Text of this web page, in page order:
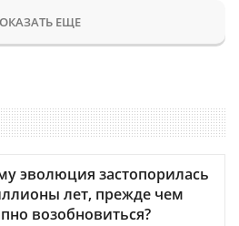
ЕЩЕ
эволюция застопорилась
лет, прежде чем
возобновиться?